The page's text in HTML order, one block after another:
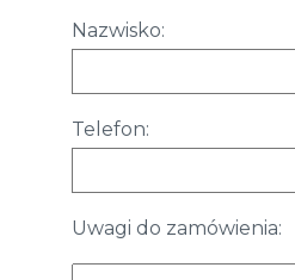
Nazwisko:
Telefon:
Uwagi do zamówienia: